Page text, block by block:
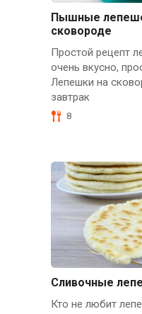
Пышные
сковороде
Простой рецепт
очень вкусно,
Лепешки на
завтрак
8
Сливочные
Кто не любит